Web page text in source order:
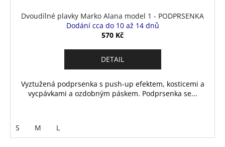
Dvoudílné plavky Marko Alana model 1 - PODPRSENKA
Dodání cca do 10 až 14 dnů
570 Kč
DETAIL
Vyztužená podprsenka s push-up efektem, kosticemi a
vycpávkami a ozdobným páskem. Podprsenka se...
S M L